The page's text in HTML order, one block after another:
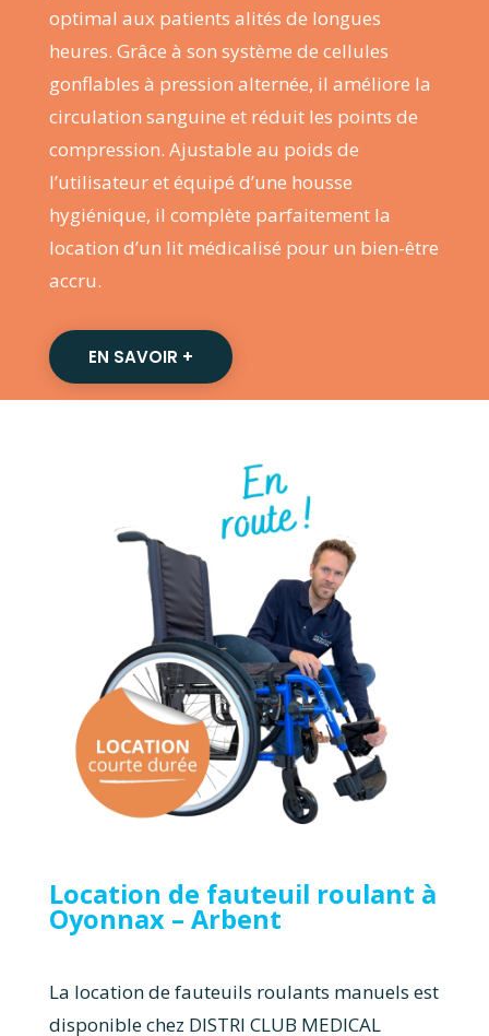
optimal aux patients alités de longues
heures. Grâce à son système de cellules
gonflables à pression alternée, il améliore la
circulation sanguine et réduit les points de
compression. Ajustable au poids de
l’utilisateur et équipé d’une housse
hygiénique, il complète parfaitement la
location d’un lit médicalisé pour un bien-être
accru.
EN SAVOIR +
Location de fauteuil roulant à
Oyonnax – Arbent
La location de fauteuils roulants manuels est
disponible chez DISTRI CLUB MEDICAL